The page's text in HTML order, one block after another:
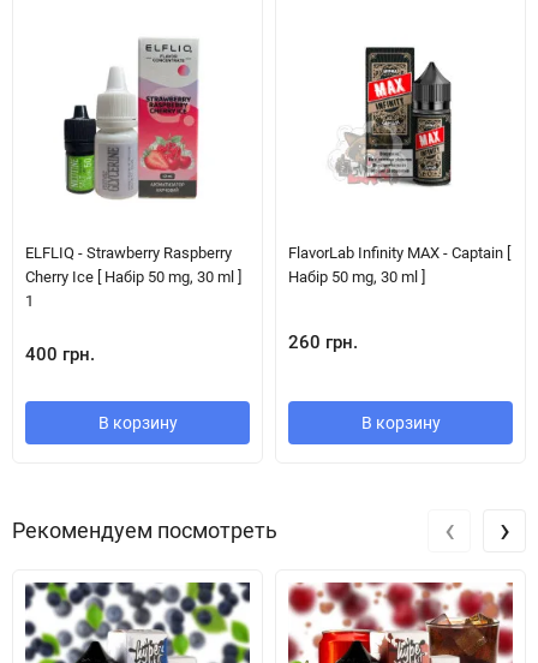
ELFLIQ - Strawberry Raspberry
Cherry Ice [ Набір 50 mg, 30 ml ]
1
400 грн.
В корзину
FlavorLab Infinity MAX - Captain [
Набір 50 mg, 30 ml ]
260 грн.
В корзину
Рекомендуем посмотреть ‹ ›